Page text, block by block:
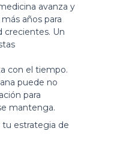
avanza y
años para
crecientes. Un
con el tiempo.
puede no
para
mantenga.
tu estrategia de